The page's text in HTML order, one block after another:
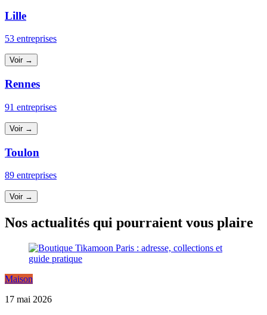
Lille
53 entreprises
Voir →
Rennes
91 entreprises
Voir →
Toulon
89 entreprises
Voir →
Nos actualités qui pourraient vous plaire
Maison
17 mai 2026